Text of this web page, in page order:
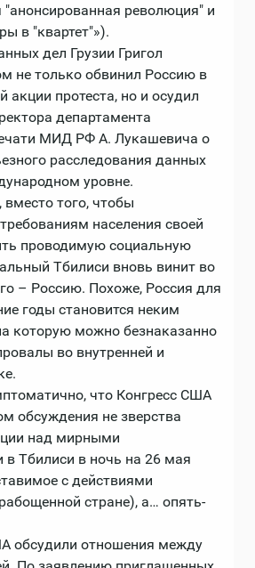
революция" и
в "квартет"»).
дел Грузии Григол
не только обвинил Россию в
акции протеста, но и осудил
департамента
МИД РФ А. Лукашевича о
расследования данных
уровне.
того, чтобы
населения своей
проводимую социальную
Тбилиси вновь винит во
– Россию. Похоже, Россия для
годы становится неким
которую можно безнаказанно
во внутренней и
что Конгресс США
обсуждения не зверства
над мирными
в Тбилиси в ночь на 26 мая
с действиями
стране), а… опять-
обсудили отношения между